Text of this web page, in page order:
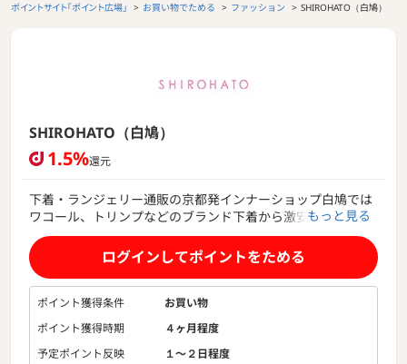
ポイントサイト「ポイント広場」 お買い物でためる ファッション SHIROHATO（白鳩）
SHIROHATO（白鳩）
1.5%還元
下着・ランジェリー通販の京都発インナーショップ白鳩では
ワコール、トリンプなどのブランド下着から激安ブラ＆セッ
ト、ルームウェア、メンズ下着まで日本ＮＯ１のインナーア
イテム数！
お気に入りがきっと見つかるメガサイトです。
最大90％OFFのアウトレットセールは毎日開催中！
「わくわく」「ドキドキ」感動するインナーライフをご提案
しています。
もっと見る
ログインしてポイントをためる
ポイント獲得条件
お買い物
ポイント獲得時期
４ヶ月程度
予定ポイント反映
１〜２日程度